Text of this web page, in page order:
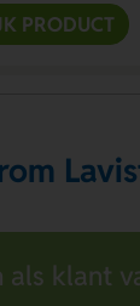
PRODUCT
klant